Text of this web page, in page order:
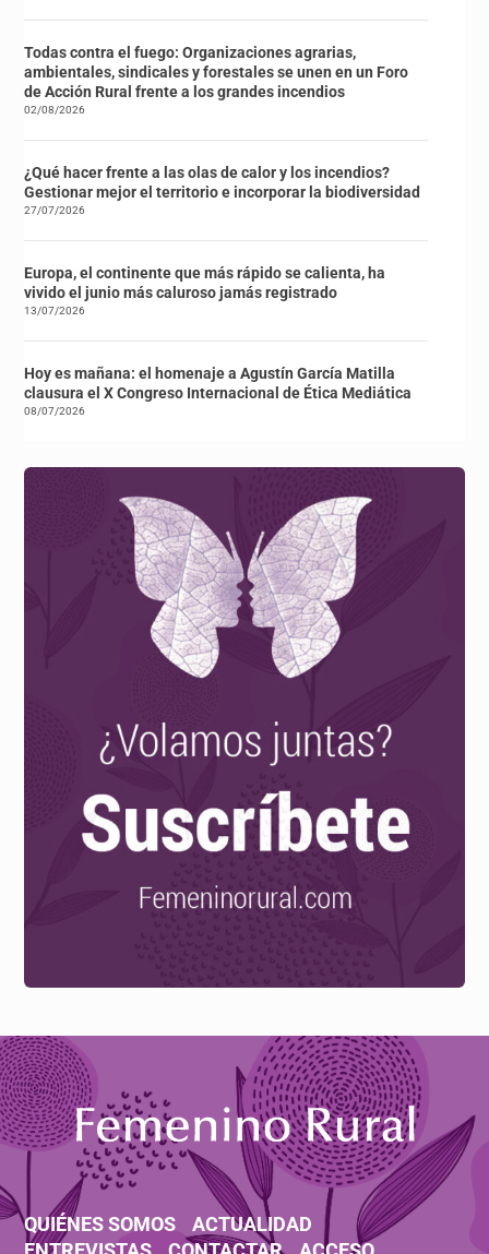
Todas contra el fuego: Organizaciones agrarias,
ambientales, sindicales y forestales se unen en un Foro
de Acción Rural frente a los grandes incendios
02/08/2026
¿Qué hacer frente a las olas de calor y los incendios?
Gestionar mejor el territorio e incorporar la biodiversidad
27/07/2026
Europa, el continente que más rápido se calienta, ha
vivido el junio más caluroso jamás registrado
13/07/2026
Hoy es mañana: el homenaje a Agustín García Matilla
clausura el X Congreso Internacional de Ética Mediática
08/07/2026
QUIÉNES SOMOS
ACTUALIDAD